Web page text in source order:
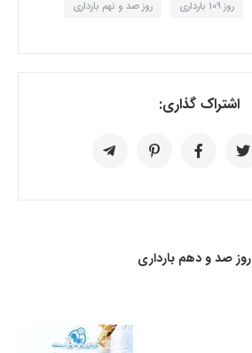
روز 109 بارداری روز صد و نهم بارداری
اشتراک گذاری:
روز صد و دهم بارداری